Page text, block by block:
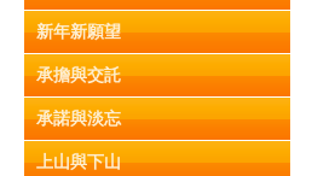
新年新願望
承擔與交託
承諾與淡忘
上山與下山